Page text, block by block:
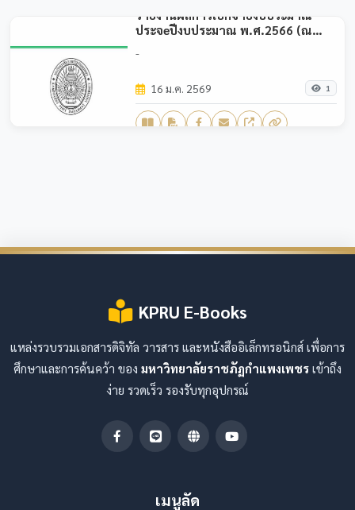
รายงานผลการเบิกจ่ายงบประมาณ
ประจeปีงบประมาณ พ.ศ.2566 (ณ
-
16 ม.ค. 2569 1
KPRU E-Books
แหล่งรวบรวมเอกสารดิจิทัล วารสาร และหนังสืออิเล็กทรอนิกส์ เพื่อการ
ศึกษาและการค้นคว้า ของ มหาวิทยาลัยราชภัฏกำแพงเพชร เข้าถึง
ง่าย รวดเร็ว รองรับทุกอุปกรณ์
เมนูลัด